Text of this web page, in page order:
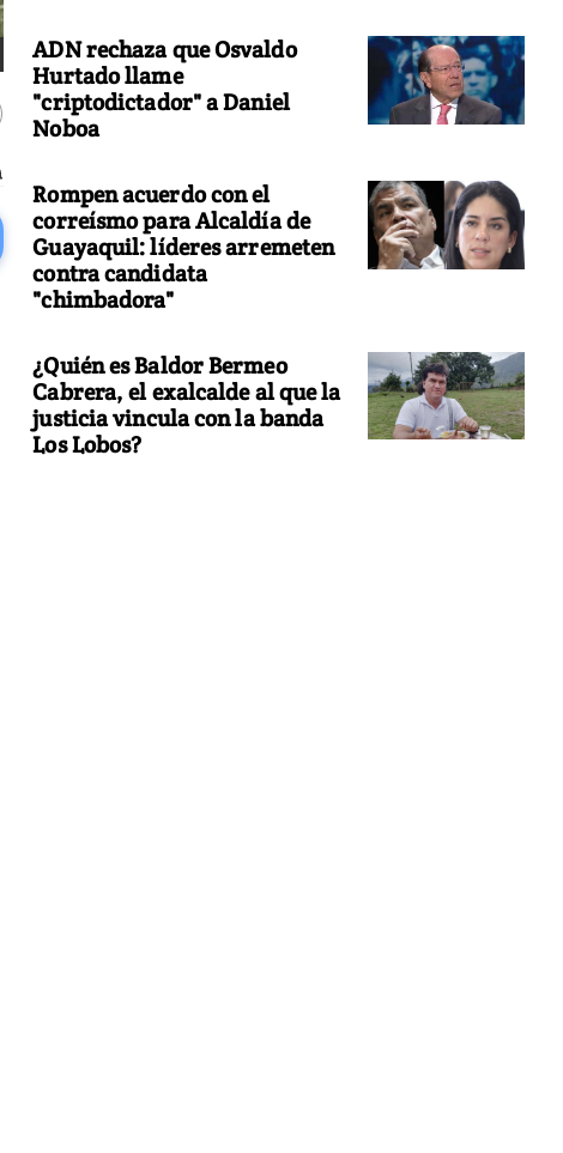
ADN rechaza que Osvaldo
Hurtado llame
"criptodictador" a Daniel
Noboa
Rompen acuerdo con el
correísmo para Alcaldía de
Guayaquil: líderes arremeten
contra candidata
"chimbadora"
¿Quién es Baldor Bermeo
Cabrera, el exalcalde al que la
justicia vincula con la banda
Los Lobos?